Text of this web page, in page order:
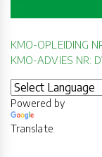
KMO-OPLEIDING
KMO-ADVIES NR:
Powered by
Translate